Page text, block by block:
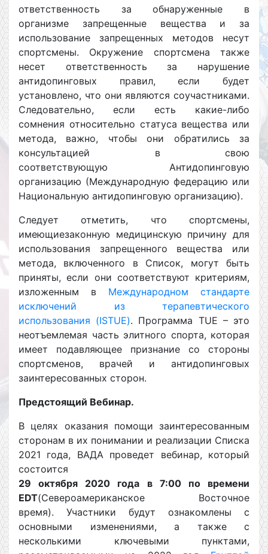
ответственность за обнаруженные в
организме запрещенные вещества и за
использование запрещенных методов несут
спортсмены. Окружение спортсмена также
несет ответственность за нарушение
антидопинговых правил, если будет
установлено, что они являются соучастниками.
Следовательно, если есть какие-либо
сомнения относительно статуса вещества или
метода, важно, чтобы они обратились за
консультацией в свою
соответствующую Антидопинговую
организацию (Международную федерацию или
Национальную антидопинговую организацию).
Следует отметить, что спортсмены,
имеющиезаконную медицинскую причину для
использования запрещенного вещества или
метода, включенного в Список, могут быть
приняты, если они соответствуют критериям,
изложенным в Международном стандарте
исключений из терапевтического
использования (ISTUE). Программа TUE – это
неотъемлемая часть элитного спорта, которая
имеет подавляющее признание со стороны
спортсменов, врачей и антидопинговых
заинтересованных сторон.
Предстоящий Вебинар.
В целях оказания помощи заинтересованным
сторонам в их понимании и реализации Списка
2021 года, ВАДА проведет вебинар, который
состоится
29 октября 2020 года в 7:00 по времени
EDT(Североамериканское Восточное
время). Участники будут ознакомлены с
основными изменениями, а также с
несколькими ключевыми пунктами,